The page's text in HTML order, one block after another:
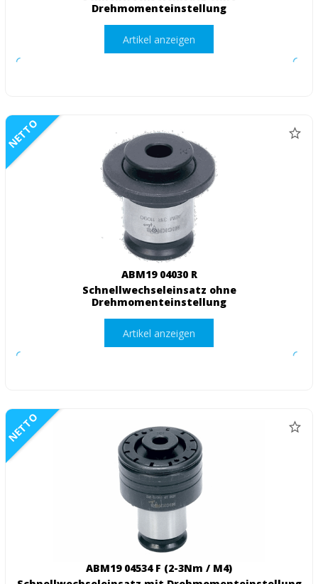
Drehmomenteinstellung
Artikel anzeigen
NETTO
ABM19 04030 R
Schnellwechseleinsatz ohne
Drehmomenteinstellung
Artikel anzeigen
NETTO
ABM19 04534 F (2-3Nm / M4)